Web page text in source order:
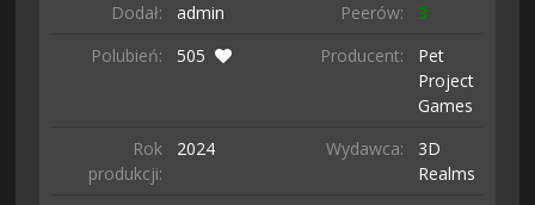
Dodał:
admin Peerów:
3
Polubień:
505 Producent:
Pet
Project
Games
Rok
produkcji:
2024 Wydawca:
3D
Realms